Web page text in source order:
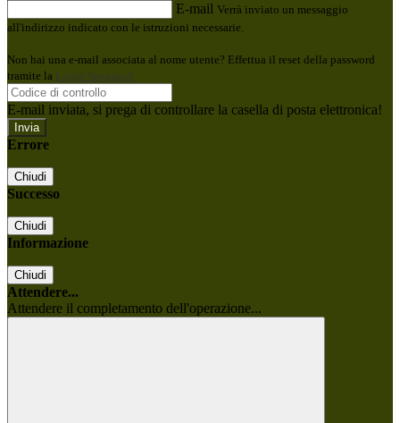
E-mail Verrà inviato un messaggio
all'indirizzo indicato con le istruzioni necessarie.
Non hai una e-mail associata al nome utente? Effettua il reset della password
tramite la Login Spaggiari
E-mail inviata, si prega di controllare la casella di posta elettronica!
Errore
Chiudi
Successo
Chiudi
Informazione
Chiudi
Attendere...
Attendere il completamento dell'operazione...